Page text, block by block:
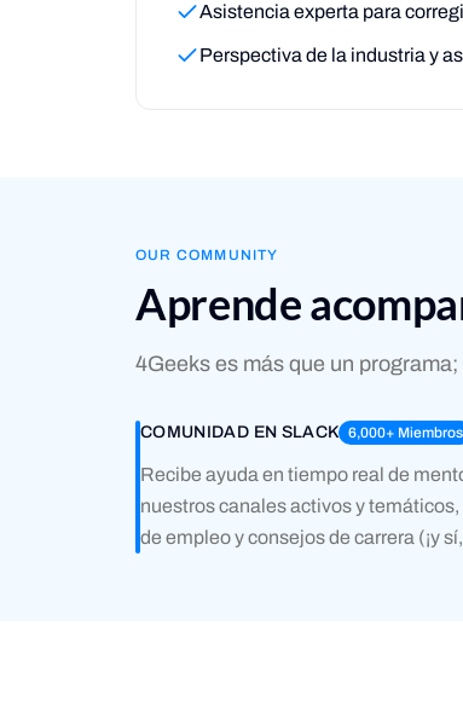
Asistencia experta para
Perspectiva de la industria y
OUR COMMUNITY
Aprende
4Geeks es más que un
COMUNIDAD EN SLACK 6,000+ Miembros
Recibe ayuda en tiempo real de
nuestros canales activos y
de empleo y consejos de carrera (¡y